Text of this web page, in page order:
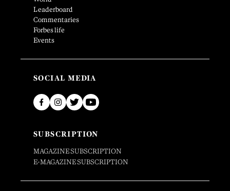
Leaderboard
Commentaries
Forbes life
Events
SOCIAL MEDIA
SUBSCRIPTION
MAGAZINE SUBSCRIPTION
E-MAGAZINE SUBSCRIPTION